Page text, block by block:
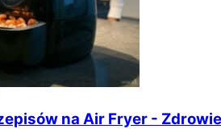
na Air Fryer -